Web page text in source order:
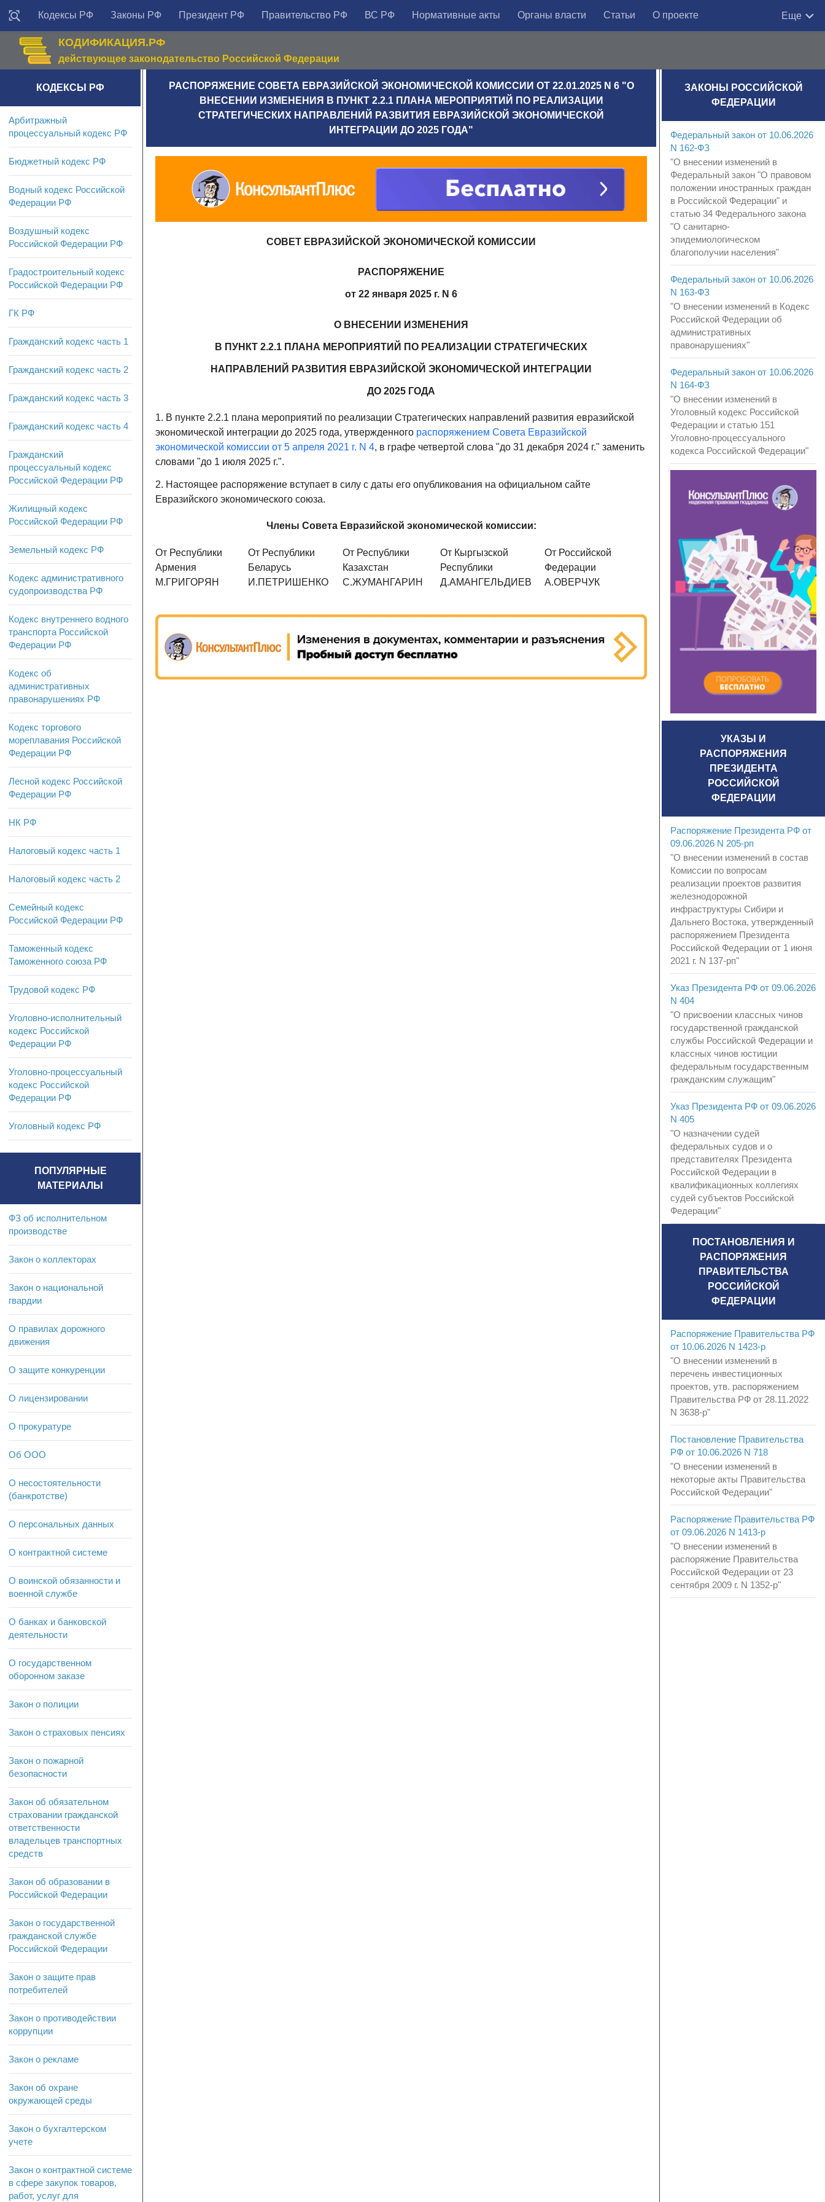
Кодексы РФ Законы РФ Президент РФ Правительство РФ ВС РФ Нормативные акты Органы власти Статьи О проекте Еще
КОДИФИКАЦИЯ.РФ
действующее законодательство Российской Федерации
РАСПОРЯЖЕНИЕ СОВЕТА ЕВРАЗИЙСКОЙ ЭКОНОМИЧЕСКОЙ КОМИССИИ ОТ 22.01.2025 N 6 "О
ВНЕСЕНИИ ИЗМЕНЕНИЯ В ПУНКТ 2.2.1 ПЛАНА МЕРОПРИЯТИЙ ПО РЕАЛИЗАЦИИ
СТРАТЕГИЧЕСКИХ НАПРАВЛЕНИЙ РАЗВИТИЯ ЕВРАЗИЙСКОЙ ЭКОНОМИЧЕСКОЙ
ИНТЕГРАЦИИ ДО 2025 ГОДА"
СОВЕТ ЕВРАЗИЙСКОЙ ЭКОНОМИЧЕСКОЙ КОМИССИИ
РАСПОРЯЖЕНИЕ
от 22 января 2025 г. N 6
О ВНЕСЕНИИ ИЗМЕНЕНИЯ
В ПУНКТ 2.2.1 ПЛАНА МЕРОПРИЯТИЙ ПО РЕАЛИЗАЦИИ СТРАТЕГИЧЕСКИХ
НАПРАВЛЕНИЙ РАЗВИТИЯ ЕВРАЗИЙСКОЙ ЭКОНОМИЧЕСКОЙ ИНТЕГРАЦИИ
ДО 2025 ГОДА
1. В пункте 2.2.1 плана мероприятий по реализации Стратегических направлений развития евразийской
экономической интеграции до 2025 года, утвержденного распоряжением Совета Евразийской
экономической комиссии от 5 апреля 2021 г. N 4, в графе четвертой слова "до 31 декабря 2024 г." заменить
словами "до 1 июля 2025 г.".
2. Настоящее распоряжение вступает в силу с даты его опубликования на официальном сайте
Евразийского экономического союза.
Члены Совета Евразийской экономической комиссии:
От Республики
Армения
М.ГРИГОРЯН
От Республики
Беларусь
И.ПЕТРИШЕНКО
От Республики
Казахстан
С.ЖУМАНГАРИН
От Кыргызской
Республики
Д.АМАНГЕЛЬДИЕВ
От Российской
Федерации
А.ОВЕРЧУК
КОДЕКСЫ РФ
Арбитражный
процессуальный кодекс РФ
Бюджетный кодекс РФ
Водный кодекс Российской
Федерации РФ
Воздушный кодекс
Российской Федерации РФ
Градостроительный кодекс
Российской Федерации РФ
ГК РФ
Гражданский кодекс часть 1
Гражданский кодекс часть 2
Гражданский кодекс часть 3
Гражданский кодекс часть 4
Гражданский
процессуальный кодекс
Российской Федерации РФ
Жилищный кодекс
Российской Федерации РФ
Земельный кодекс РФ
Кодекс административного
судопроизводства РФ
Кодекс внутреннего водного
транспорта Российской
Федерации РФ
Кодекс об
административных
правонарушениях РФ
Кодекс торгового
мореплавания Российской
Федерации РФ
Лесной кодекс Российской
Федерации РФ
НК РФ
Налоговый кодекс часть 1
Налоговый кодекс часть 2
Семейный кодекс
Российской Федерации РФ
Таможенный кодекс
Таможенного союза РФ
Трудовой кодекс РФ
Уголовно-исполнительный
кодекс Российской
Федерации РФ
Уголовно-процессуальный
кодекс Российской
Федерации РФ
Уголовный кодекс РФ
ПОПУЛЯРНЫЕ
МАТЕРИАЛЫ
ФЗ об исполнительном
производстве
Закон о коллекторах
Закон о национальной
гвардии
О правилах дорожного
движения
О защите конкуренции
О лицензировании
О прокуратуре
Об ООО
О несостоятельности
(банкротстве)
О персональных данных
О контрактной системе
О воинской обязанности и
военной службе
О банках и банковской
деятельности
О государственном
оборонном заказе
Закон о полиции
Закон о страховых пенсиях
Закон о пожарной
безопасности
Закон об обязательном
страховании гражданской
ответственности
владельцев транспортных
средств
Закон об образовании в
Российской Федерации
Закон о государственной
гражданской службе
Российской Федерации
Закон о защите прав
потребителей
Закон о противодействии
коррупции
Закон о рекламе
Закон об охране
окружающей среды
Закон о бухгалтерском
учете
Закон о контрактной системе
в сфере закупок товаров,
работ, услуг для
ЗАКОНЫ РОССИЙСКОЙ
ФЕДЕРАЦИИ
Федеральный закон от 10.06.2026
N 162-ФЗ
"О внесении изменений в
Федеральный закон "О правовом
положении иностранных граждан
в Российской Федерации" и
статью 34 Федерального закона
"О санитарно-
эпидемиологическом
благополучии населения"
Федеральный закон от 10.06.2026
N 163-ФЗ
"О внесении изменений в Кодекс
Российской Федерации об
административных
правонарушениях"
Федеральный закон от 10.06.2026
N 164-ФЗ
"О внесении изменений в
Уголовный кодекс Российской
Федерации и статью 151
Уголовно-процессуального
кодекса Российской Федерации"
УКАЗЫ И
РАСПОРЯЖЕНИЯ
ПРЕЗИДЕНТА
РОССИЙСКОЙ
ФЕДЕРАЦИИ
Распоряжение Президента РФ от
09.06.2026 N 205-рп
"О внесении изменений в состав
Комиссии по вопросам
реализации проектов развития
железнодорожной
инфраструктуры Сибири и
Дальнего Востока, утвержденный
распоряжением Президента
Российской Федерации от 1 июня
2021 г. N 137-рп"
Указ Президента РФ от 09.06.2026
N 404
"О присвоении классных чинов
государственной гражданской
службы Российской Федерации и
классных чинов юстиции
федеральным государственным
гражданским служащим"
Указ Президента РФ от 09.06.2026
N 405
"О назначении судей
федеральных судов и о
представителях Президента
Российской Федерации в
квалификационных коллегиях
судей субъектов Российской
Федерации"
ПОСТАНОВЛЕНИЯ И
РАСПОРЯЖЕНИЯ
ПРАВИТЕЛЬСТВА
РОССИЙСКОЙ
ФЕДЕРАЦИИ
Распоряжение Правительства РФ
от 10.06.2026 N 1423-р
"О внесении изменений в
перечень инвестиционных
проектов, утв. распоряжением
Правительства РФ от 28.11.2022
N 3638-р"
Постановление Правительства
РФ от 10.06.2026 N 718
"О внесении изменений в
некоторые акты Правительства
Российской Федерации"
Распоряжение Правительства РФ
от 09.06.2026 N 1413-р
"О внесении изменений в
распоряжение Правительства
Российской Федерации от 23
сентября 2009 г. N 1352-р"